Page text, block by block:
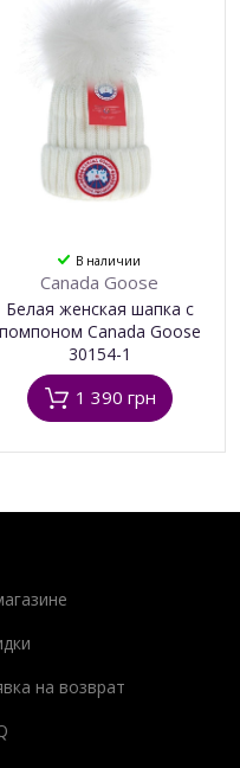
В наличии
Canada Goose
Белая женская шапка с
помпоном Canada Goose
30154-1
1 390 грн
на возврат